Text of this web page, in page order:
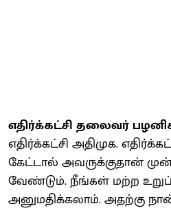
எதிர்க்கட்சி தலைவர்
எதிர்க்கட்சி அதிமுக.
கேட்டால் அவருக்குதான்
வேண்டும். நீங்கள் மற்ற
அனுமதிக்கலாம். அதற்கு